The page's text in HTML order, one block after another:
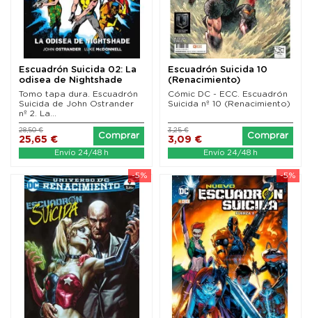
Escuadrón Suicida 02: La
odisea de Nightshade
(John Ostrander)
Tomo tapa dura. Escuadrón
Suicida de John Ostrander
nº 2. La...
25,65 €
28,50 €
Comprar
Envío 24/48 h
Escuadrón Suicida 10
(Renacimiento)
Cómic DC - ECC. Escuadrón
Suicida nº 10 (Renacimiento)
3,09 €
3,25 €
Comprar
Envío 24/48 h
-5% -5%